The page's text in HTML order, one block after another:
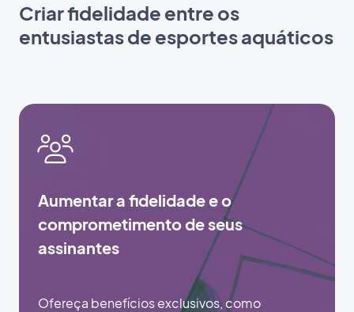
Criar fidelidade entre os
entusiastas de esportes aquáticos
Aumentar a fidelidade e o
comprometimento de seus
assinantes
Ofereça benefícios exclusivos, como